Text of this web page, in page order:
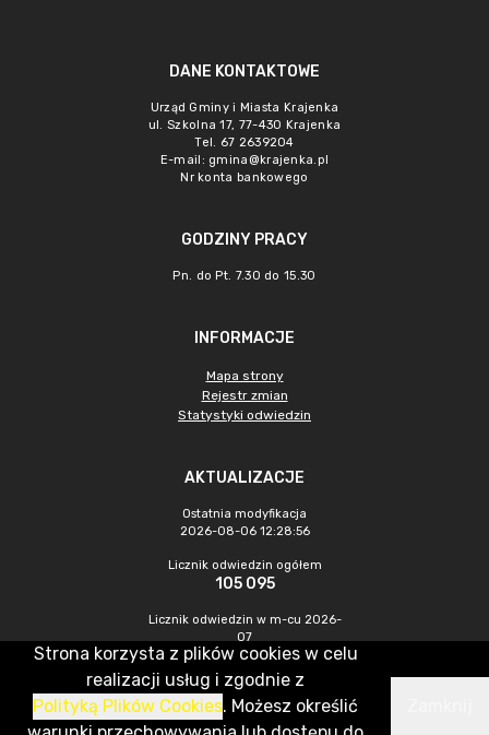
DANE KONTAKTOWE
Urząd Gminy i Miasta Krajenka
ul. Szkolna 17, 77-430 Krajenka
Tel. 67 2639204
E-mail: gmina@krajenka.pl
Nr konta bankowego
GODZINY PRACY
Pn. do Pt. 7.30 do 15.30
INFORMACJE
Mapa strony
Rejestr zmian
Statystyki odwiedzin
AKTUALIZACJE
Ostatnia modyfikacja
2026-08-06 12:28:56
Licznik odwiedzin ogółem
105 095
Licznik odwiedzin w m-cu 2026-
07
471
CMS & Hosting: Nefeni Sp. z o.o.
Strona korzysta z plików cookies w celu
realizacji usług i zgodnie z
Polityką Plików Cookies. Możesz określić